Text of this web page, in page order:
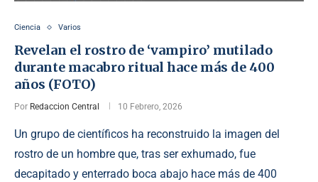
Ciencia Varios
Revelan el rostro de ‘vampiro’ mutilado
durante macabro ritual hace más de 400
años (FOTO)
Por Redaccion Central 10 Febrero, 2026
Un grupo de científicos ha reconstruido la imagen del
rostro de un hombre que, tras ser exhumado, fue
decapitado y enterrado boca abajo hace más de 400